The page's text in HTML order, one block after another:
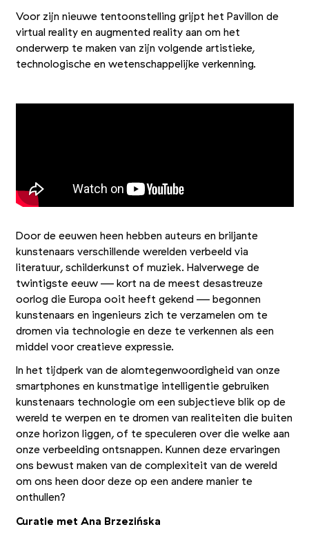
Voor zijn nieuwe tentoonstelling grijpt het Pavillon de
virtual reality en augmented reality aan om het
onderwerp te maken van zijn volgende artistieke,
technologische en wetenschappelijke verkenning.
Door de eeuwen heen hebben auteurs en briljante
kunstenaars verschillende werelden verbeeld via
literatuur, schilderkunst of muziek. Halverwege de
twintigste eeuw — kort na de meest desastreuze
oorlog die Europa ooit heeft gekend — begonnen
kunstenaars en ingenieurs zich te verzamelen om te
dromen via technologie en deze te verkennen als een
middel voor creatieve expressie.
In het tijdperk van de alomtegenwoordigheid van onze
smartphones en kunstmatige intelligentie gebruiken
kunstenaars technologie om een subjectieve blik op de
wereld te werpen en te dromen van realiteiten die buiten
onze horizon liggen, of te speculeren over die welke aan
onze verbeelding ontsnappen. Kunnen deze ervaringen
ons bewust maken van de complexiteit van de wereld
om ons heen door deze op een andere manier te
onthullen?
Curatie met Ana Brzezińska